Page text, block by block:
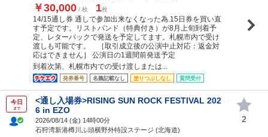
￥30,000 / 枚 1枚
14/15通し券 通しで参加出来なくなった為.15日券を買い直
す予定です。リストバンド（特典付き）が8月上旬到着予
定、レターパックで発送を予定してます。札幌市内で受け
渡しも可能です。 ［取引成立後の公演中止対応：返金対
応はできません］ 公演日の1週間前発送予定
到着次第、札幌市内での受け渡しまたは...
発券番号 名義記載なし 塗りつぶしなし 質問受付
今日
まで
<通し入場券>RISING SUN ROCK FESTIVAL 202
6 in EZO
2026/08/14 (金) 14時00分
石狩湾新港樽川ふ頭横野外特設ステージ (北海道)
2